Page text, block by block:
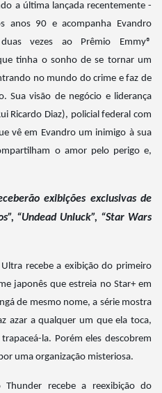
a última lançada recentemente -
anos 90 e acompanha Evandro
vezes ao Prêmio Emmy®
tinha o sonho de se tornar um
no mundo do crime e faz de
Sua visão de negócio e liderança
Ricardo Diaz), policial federal com
vê em Evandro um inimigo à sua
o amor pelo perigo e,
exibições exclusivas de
“Undead Unluck”, “Star Wars
recebe a exibição do primeiro
japonês que estreia no Star+ em
de mesmo nome, a série mostra
azar a qualquer um que ela toca,
la. Porém eles descobrem
uma organização misteriosa.
recebe a reexibição do